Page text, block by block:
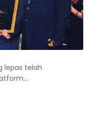
lepas telah